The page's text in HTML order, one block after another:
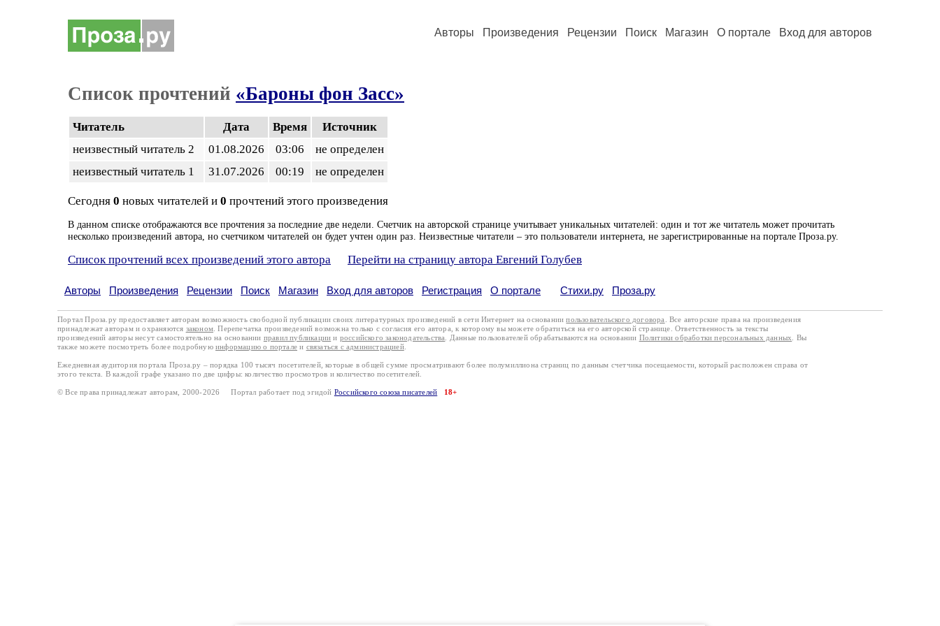
Авторы Произведения Рецензии Поиск Магазин О портале Вход для авторов
Список прочтений «Бароны фон Засс»
Читатель Дата Время
Источник
неизвестный читатель 2
01.08.2026 03:06
не определен
неизвестный читатель 1
31.07.2026 00:19 не определен
Сегодня 0 новых читателей и 0 прочтений этого произведения
В данном списке отображаются все прочтения за последние две недели. Счетчик на авторской странице учитывает уникальных читателей: один и тот же читатель может прочитать
несколько произведений автора, но счетчиком читателей он будет учтен один раз. Неизвестные читатели – это пользователи интернета, не зарегистрированные на портале Проза.ру.
Список прочтений всех произведений этого автора Перейти на страницу автора Евгений Голубев
Авторы Произведения Рецензии Поиск Магазин Вход для авторов Регистрация О портале Стихи.ру Проза.ру
Портал Проза.ру предоставляет авторам возможность свободной публикации своих литературных произведений в сети Интернет на основаниипользовательского договора
. Все авторские права на произведения
принадлежат авторам и охраняются законом . Перепечатка произведений возможна только с согласия его автора, к которому вы можете обратиться на его авторской странице. Ответственность за тексты
произведений авторы несут самостоятельно на основании правил публикации и российского законодательства . Данные пользователей обрабатываются на основании Политики обработки персональных данных
. Вы
также можете посмотреть более подробную информацию о портале и связаться с администрацией.
Ежедневная аудитория портала Проза.ру – порядка 100 тысяч посетителей, которые в общей сумме просматривают более полумиллиона страниц по данным счетчика посещаемости, который расположен справа от
этого текста. В каждой графе указано по две цифры: количество просмотров и количество посетителей.
© Все права принадлежат авторам, 2000-2026 Портал работает под эгидой Российского союза писателей 18+